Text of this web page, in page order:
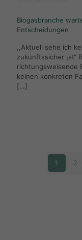
Biogasbranche
Entscheidungen
,,Aktuell sehe ich
zukunftssicher ¡st“
richtungsweisende
keinen konkreten
[…]
1 2